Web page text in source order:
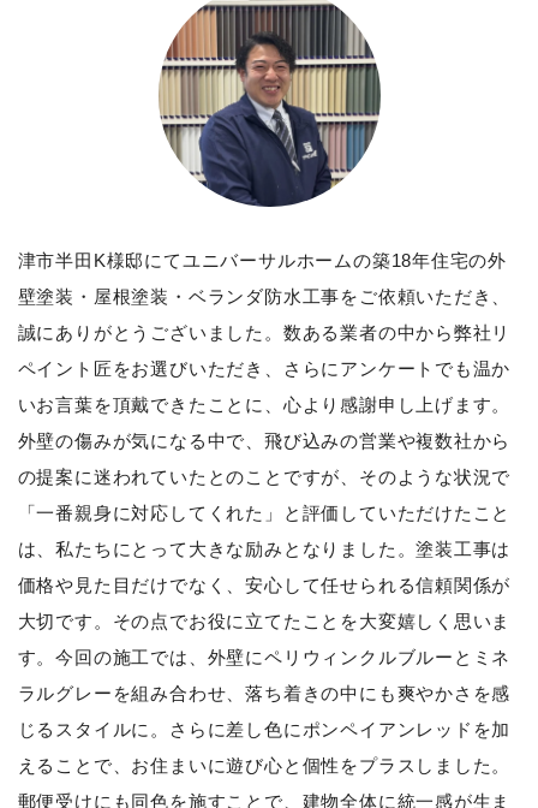
津市半田K様邸にてユニバーサルホームの築18年住宅の外
壁塗装・屋根塗装・ベランダ防水工事をご依頼いただき、
誠にありがとうございました。数ある業者の中から弊社リ
ペイント匠をお選びいただき、さらにアンケートでも温か
いお言葉を頂戴できたことに、心より感謝申し上げます。
外壁の傷みが気になる中で、飛び込みの営業や複数社から
の提案に迷われていたとのことですが、そのような状況で
「一番親身に対応してくれた」と評価していただけたこと
は、私たちにとって大きな励みとなりました。塗装工事は
価格や見た目だけでなく、安心して任せられる信頼関係が
大切です。その点でお役に立てたことを大変嬉しく思いま
す。今回の施工では、外壁にペリウィンクルブルーとミネ
ラルグレーを組み合わせ、落ち着きの中にも爽やかさを感
じるスタイルに。さらに差し色にポンペイアンレッドを加
えることで、お住まいに遊び心と個性をプラスしました。
郵便受けにも同色を施すことで、建物全体に統一感が生ま